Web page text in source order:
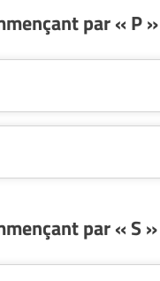
par « P »
par « S »